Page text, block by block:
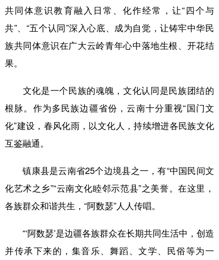
共同体意识教育融入日常、化作经常，让“四个与
共”、“五个认同”深入心底、成为自觉，让铸牢中华民
族共同体意识在广大云岭青年心中落地生根、开花结
果。
文化是一个民族的魂魄，文化认同是民族团结的
根脉。作为多民族边疆省份，云南十分重视“国门文
化”建设，春风化雨，以文化人，持续增进各民族文化
互鉴融通。
镇康县是云南省25个边境县之一，有“中国民间文
化艺术之乡”“云南文化睦邻示范县”之美誉。在这里，
各族群众和谐共生，“阿数瑟”人人传唱。
“‘阿数瑟’是边疆各族群众在长期共同生活中，创造
并传承下来的，集音乐、舞蹈、文学、民俗等为一